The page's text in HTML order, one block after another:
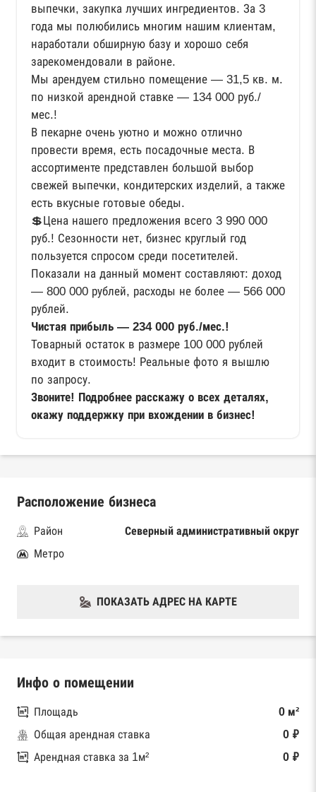
выпечки, закупка лучших ингредиентов. За 3
года мы полюбились многим нашим клиентам,
наработали обширную базу и хорошо себя
зарекомендовали в районе.
Мы арендуем стильно помещение — 31,5 кв. м.
по низкой арендной ставке — 134 000 руб./
мес.!
В пекарне очень уютно и можно отлично
провести время, есть посадочные места. В
ассортименте представлен большой выбор
свежей выпечки, кондитерских изделий, а также
есть вкусные готовые обеды.
💲Цена нашего предложения всего 3 990 000
руб.! Сезонности нет, бизнес круглый год
пользуется спросом среди посетителей.
Показали на данный момент составляют: доход
— 800 000 рублей, расходы не более — 566 000
рублей.
Чистая прибыль — 234 000 руб./мес.!
Товарный остаток в размере 100 000 рублей
входит в стоимость! Реальные фото я вышлю
по запросу.
Звоните! Подробнее расскажу о всех деталях,
окажу поддержку при вхождении в бизнес!
Расположение бизнеса
Район
Северный административный округ
Метро
ПОКАЗАТЬ АДРЕС НА КАРТЕ
Инфо о помещении
Площадь
0 м²
Общая арендная ставка
0 ₽
Арендная ставка за 1м²
0 ₽